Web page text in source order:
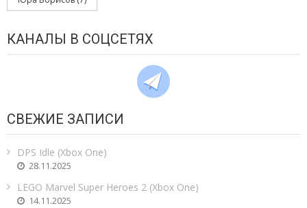
КАНАЛЫ В СОЦСЕТЯХ
СВЕЖИЕ ЗАПИСИ
DPS Idle (Xbox One)
28.11.2025
LEGO Marvel Super Heroes 2 (Xbox One)
14.11.2025